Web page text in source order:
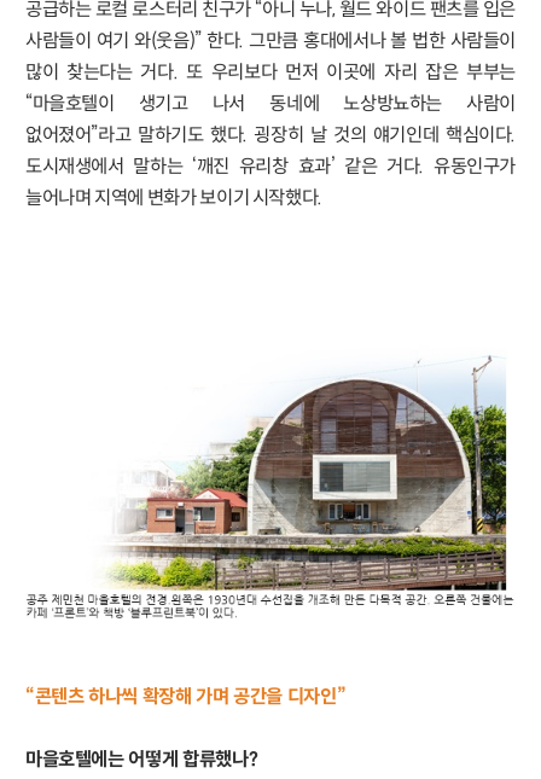
공급하는 로컬 로스터리 친구가 “아니 누나, 월드 와이드 팬츠를 입은
사람들이 여기 와(웃음)” 한다. 그만큼 홍대에서나 볼 법한 사람들이
많이 찾는다는 거다. 또 우리보다 먼저 이곳에 자리 잡은 부부는
“마을호텔이 생기고 나서 동네에 노상방뇨하는 사람이
없어졌어”라고 말하기도 했다. 굉장히 날 것의 얘기인데 핵심이다.
도시재생에서 말하는 ‘깨진 유리창 효과’ 같은 거다. 유동인구가
늘어나며 지역에 변화가 보이기 시작했다.
“콘텐츠 하나씩 확장해 가며 공간을 디자인”
마을호텔에는 어떻게 합류했나?